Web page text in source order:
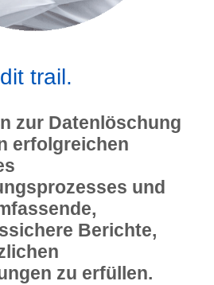
trail.
zur Datenlöschung
erfolgreichen
und
Berichte,
zu erfüllen.